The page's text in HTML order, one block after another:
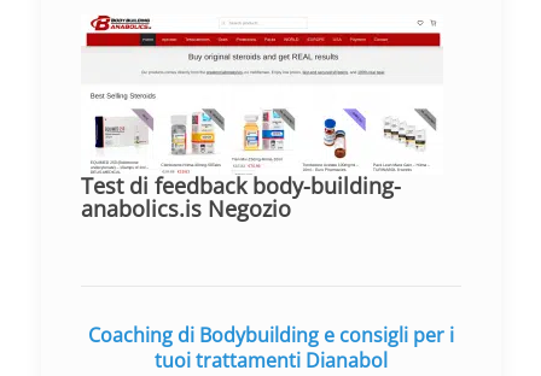
Test di feedback body-building-
anabolics.is Negozio
Coaching di Bodybuilding e consigli per i
tuoi trattamenti Dianabol